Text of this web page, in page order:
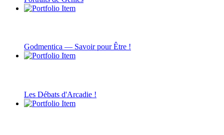
Godmentica — Savoir pour Être !
Les Débats d'Arcadie !